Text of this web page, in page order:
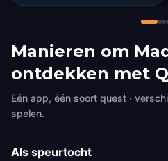
Manieren om
ontdekken met
Eén app, één soort quest ·
spelen.
Als speurtocht